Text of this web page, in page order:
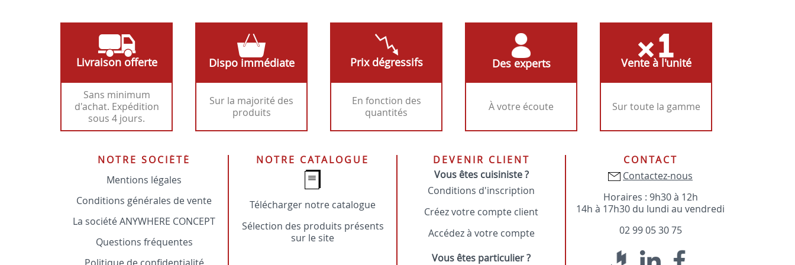
Livraison offerte
Sans minimum
d'achat. Expédition
sous 4 jours.
Dispo immédiate
Sur la majorité des
produits
Prix dégressifs
En fonction des
quantités
Des experts
À votre écoute
Vente à l'unité
Sur toute la gamme
NOTRE SOCIÉTÉ
Mentions légales
Conditions générales de vente
La société ANYWHERE CONCEPT
Questions fréquentes
NOTRE CATALOGUE
Télécharger notre catalogue
Sélection des produits présents
sur le site
DEVENIR CLIENT
Vous êtes cuisiniste ?
Conditions d'inscription
Créez votre compte client
Accédez à votre compte
Vous êtes particulier ?
CONTACT
Contactez-nous
Horaires : 9h30 à 12h
14h à 17h30 du lundi au vendredi
02 99 05 30 75